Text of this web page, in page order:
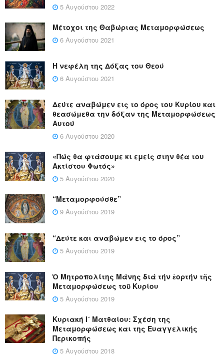
5 Αυγούστου 2022
Μέτοχοι της Θαβώριας Μεταμορφώσεως
6 Αυγούστου 2021
Η νεφέλη της Δόξας του Θεού
6 Αυγούστου 2021
Δεύτε αναβώμεν εις το όρος του Κυρίου και
θεασώμεθα την δόξαν της Μεταμορφώσεως
Αυτού
6 Αυγούστου 2020
«Πώς θα φτάσουμε κι εμείς στην θέα του
Ακτίστου Φωτός»
5 Αυγούστου 2020
“Μεταμορφούσθε”
9 Αυγούστου 2019
“Δεύτε και αναβώμεν εις το όρος”
5 Αυγούστου 2019
Ὁ Μητροπολίτης Μάνης διά τήν ἑορτήν τῆς
Μεταμορφώσεως τοῦ Κυρίου
5 Αυγούστου 2019
Κυριακή Ι´ Ματθαίου: Σχέση της
Μεταμορφώσεως και της Ευαγγελικής
Περικοπής
5 Αυγούστου 2018